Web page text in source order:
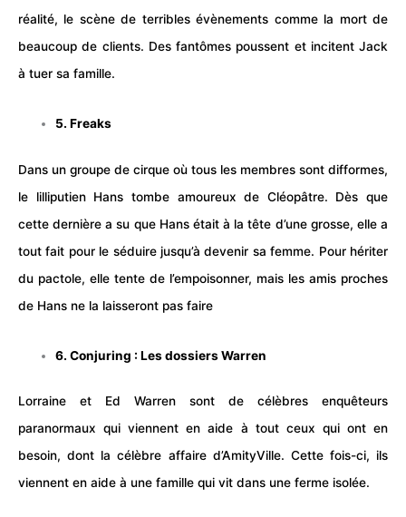
réalité, le scène de terribles évènements comme la mort de
beaucoup de clients. Des fantômes poussent et incitent Jack
à tuer sa famille.
5. Freaks
Dans un groupe de cirque où tous les membres sont difformes,
le lilliputien Hans tombe amoureux de Cléopâtre. Dès que
cette dernière a su que Hans était à la tête d’une grosse, elle a
tout fait pour le séduire jusqu’à devenir sa femme. Pour hériter
du pactole, elle tente de l’empoisonner, mais les amis proches
de Hans ne la laisseront pas faire
6. Conjuring : Les dossiers Warren
Lorraine et Ed Warren sont de célèbres enquêteurs
paranormaux qui viennent en aide à tout ceux qui ont en
besoin, dont la célèbre affaire d’AmityVille. Cette fois-ci, ils
viennent en aide à une famille qui vit dans une ferme isolée.